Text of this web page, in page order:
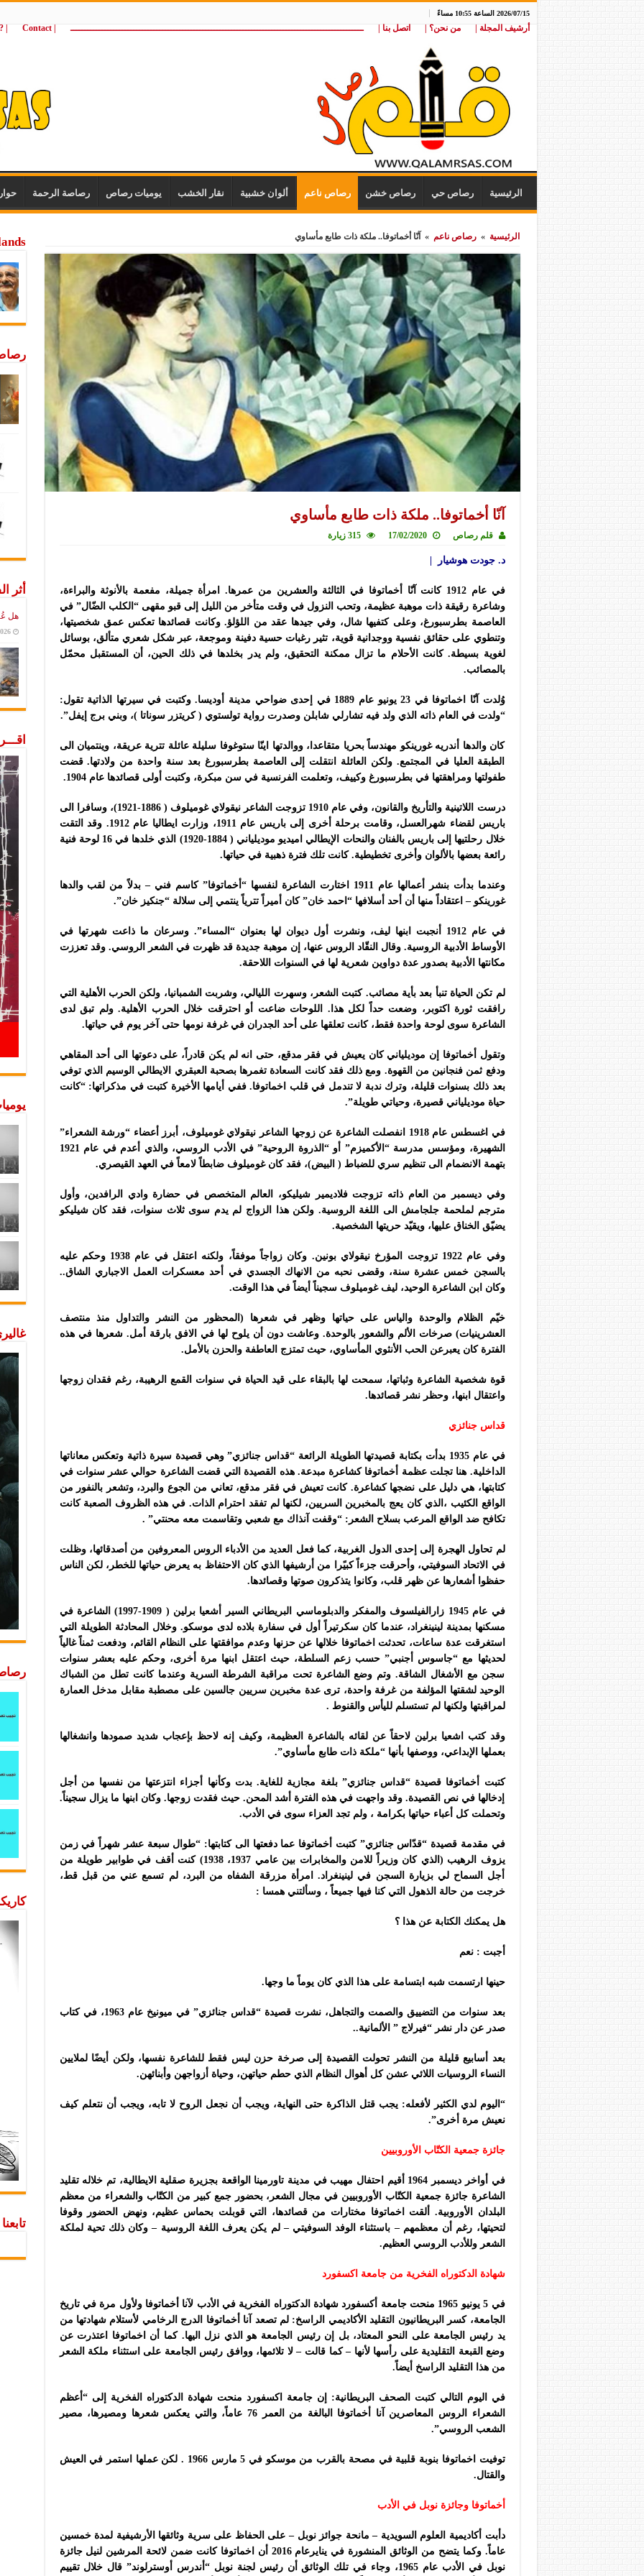
2026/07/15 الساعة 10:55 مساءً
أرشيف المجلة | من نحن؟ | اتصل بنا | ــــــــــــــــــــــــــــــــــــــــــــــــــــــــــــــــــــــــــــــــــــــــــــــــــــــ | Contact
wij
الرئيسية رصاص حي رصاص خشن رصاص ناعم ألوان خشبية نقار الخشب يوميات رصاص رصاصة الرحمة
الرئيسية » رصاص ناعم » آنّا أخماتوفا.. ملكة ذات طابع مأساوي
آنّا أخماتوفا.. ملكة ذات طابع مأساوي
قلم رصاص 17/02/2020 315 زيارة
د. جودت هوشيار |
في عام 1912 كانت آنّا أخماتوفا في الثالثة والعشرين من عمرها. امرأة جميلة، مفعمة بالأنوثة والبراءة،
وشاعرة رقيقة ذات موهبة عظيمة، وتحب النزول في وقت متأخر من الليل إلى قبو مقهى “الكلب الضّال” في
العاصمة بطرسبورغ، وعلى كتفيها شال، وفي جيدها عقد من اللؤلؤ. وكانت قصائدها تعكس عمق شخصيتها،
وتنطوي على حقائق نفسية ووجدانية قوية، تثير رغبات حسية دفينة وموجعة، عبر شكل شعري متألق، بوسائل
لغوية بسيطة. كانت الأحلام ما تزال ممكنة التحقيق، ولم يدر بخلدها في ذلك الحين، أن المستقبل محمّل
بالمصائب.
وُلدت آنّا اخماتوفا في 23 يونيو عام 1889 في إحدى ضواحي مدينة أوديسا. وكتبت في سيرتها الذاتية تقول:
“ولدت في العام ذاته الذي ولد فيه تشارلي شابلن وصدرت رواية تولستوي ( كريتزر سوناتا )، وبني برج إيفل”.
كان والدها أندريه غورينكو مهندساً بحريا متقاعدا، ووالدتها اينّا ستوغوفا سليلة عائلة تترية عريقة، وينتميان الى
الطبقة العليا في المجتمع. ولكن العائلة انتقلت إلى العاصمة بطرسبورغ بعد سنة واحدة من ولادتها. قضت
طفولتها ومراهقتها في بطرسبورغ وكييف، وتعلمت الفرنسية في سن مبكرة، وكتبت أولى قصائدها عام 1904.
درست اللاتينية والتأريخ والقانون،
وفي عام 1910 تزوجت الشاعر نيقولاي غوميلوف ( 1886-1921)، وسافرا الى
باريس لقضاء شهرالعسل، وقامت برحلة أخرى إلى باريس عام 1911، وزارت ايطاليا عام 1912. وقد التقت
خلال رحلتيها إلى باريس بالفنان والنحات الإيطالي اميديو موديلياني ( 1884-1920) الذي خلدها في 16 لوحة فنية
رائعة بعضها بالألوان وأخرى تخطيطية. كانت تلك فترة ذهبية في حياتها.
وعندما بدأت بنشر أعمالها عام 1911 اختارت الشاعرة لنفسها “أخماتوفا” كاسم فني – بدلاً من لقب والدها
غورينكو – اعتقاداً منها أن أحد أسلافها “احمد خان” كان أميراً تترياً ينتمي إلى سلالة “جنكيز خان”.
في عام 1912 أنجبت ابنها ليف، ونشرت أول ديوان لها بعنوان “المساء”. وسرعان ما ذاعت شهرتها في
الأوساط الأدبية الروسية. وقال النقّاد الروس عنها، إن موهبة جديدة قد ظهرت في الشعر الروسي. وقد تعززت
مكانتها الأدبية بصدور عدة دواوين شعرية لها في السنوات اللاحقة.
لم تكن الحياة تنبأ بعد بأية مصائب. كتبت الشعر، وسهرت الليالي، وشربت الشمبانيا، ولكن الحرب الأهلية التي
رافقت ثورة اكتوبر، وضعت حداً لكل هذا. اللوحات ضاعت أو احترقت خلال الحرب الأهلية. ولم تبق لدى
الشاعرة سوى لوحة واحدة فقط، كانت تعلقها على أحد الجدران في غرفة نومها حتى آخر يوم في حياتها.
وتقول أخماتوفا إن موديلياني كان يعيش في فقر مدقع، حتى انه لم يكن قادراً، على دعوتها الى أحد المقاهي
ودفع ثمن فنجانين من القهوة. ومع ذلك فقد كانت السعادة تغمرها بصحبة العبقري الايطالي الوسيم الذي توفي
بعد ذلك بسنوات قليلة، وترك ندبة لا تندمل في قلب اخماتوفا. ففي أيامها الأخيرة كتبت في مذكراتها: “كانت
حياة موديلياني قصيرة، وحياتي طويلة”.
في اغسطس عام 1918 انفصلت الشاعرة عن زوجها الشاعر نيقولاي غوميلوف، أبرز أعضاء “ورشة الشعراء”
الشهيرة، ومؤسس مدرسة “الأكميزم” أو “الذروة الروحية” في الأدب الروسي، والذي أعدم في عام 1921
بتهمة الانضمام الى تنظيم سري للضباط ( البيض)، فقد كان غوميلوف ضابطاً لامعاً في العهد القيصري.
وفي ديسمبر من العام ذاته تزوجت فلاديمير شيليكو، العالم المتخصص في حضارة وادي الرافدين، وأول
مترجم لملحمة جلجامش الى اللغة الروسية. ولكن هذا الزواج لم يدم سوى ثلاث سنوات، فقد كان شيليكو
يضيّق الخناق عليها، ويقيّد حريتها الشخصية.
وفي عام 1922 تزوجت المؤرخ نيقولاي بونين. وكان زواجاً موفقاً، ولكنه اعتقل في عام 1938 وحكم عليه
بالسجن خمس عشرة سنة، وقضى نحبه من الانهاك الجسدي في أحد معسكرات العمل الاجباري الشاق..
وكان ابن الشاعرة الوحيد، ليف غوميلوف سجيناً أيضاً في هذا الوقت.
خيّم الظلام والوحدة والياس على حياتها وظهر في شعرها (المحظور من النشر والتداول منذ منتصف
العشرينيات) صرخات الألم والشعور بالوحدة. وعاشت دون أن يلوح لها في الافق بارقة أمل. شعرها في هذه
الفترة كان يعبرعن الحب الأنثوي المأساوي، حيث تمتزج العاطفة والحزن بالأمل.
قوة شخصية الشاعرة وثباتها، سمحت لها بالبقاء على قيد الحياة في سنوات القمع الرهيبة، رغم فقدان زوجها
واعتقال ابنها، وحظر نشر قصائدها.
قداس جنائزي
في عام 1935 بدأت بكتابة قصيدتها الطويلة الرائعة “قداس جنائزي” وهي قصيدة سيرة ذاتية وتعكس معاناتها
الداخلية. هنا تجلت عظمة أخماتوفا كشاعرة مبدعة. هذه القصيدة التي قضت الشاعرة حوالي عشر سنوات في
كتابتها، هي دليل على نضجها كشاعرة. كانت تعيش في فقر مدقع، تعاني من الجوع والبرد، وتشعر بالنفور من
الواقع الكئيب ،الذي كان يعج بالمخبرين السريين، لكنها لم تفقد احترام الذات. في هذه الظروف الصعبة كانت
تكافح ضد الواقع المرعب بسلاح الشعر: “وقفت آنذاك مع شعبي وتقاسمت معه محنتي” .
لم تحاول الهجرة إلى إحدى الدول الغربية، كما فعل العديد من الأدباء الروس المعروفين من أصدقائها، وظلت
في الاتحاد السوفيتي، وأحرقت جزءاً كبيًرا من أرشيفها الذي كان الاحتفاظ به يعرض حياتها للخطر، لكن الناس
حفظوا أشعارها عن ظهر قلب، وكانوا يتذكرون صوتها وقصائدها.
في عام 1945 زارالفيلسوف والمفكر والدبلوماسي البريطاني السير أشعيا برلين ( 1909-1997) الشاعرة في
مسكنها بمدينة لينينغراد، عندما كان سكرتيراً أول في سفارة بلاده لدى موسكو. وخلال المحادثة الطويلة التي
استغرقت عدة ساعات، تحدثت اخماتوفا خلالها عن حزنها وعدم موافقتها على النظام القائم، ودفعت ثمناً غالياً
لحديثها مع “جاسوس أجنبي” حسب زعم السلطة، حيث اعتقل ابنها مرة أخرى، وحكم عليه بعشر سنوات
سجن مع الأشغال الشاقة. وتم وضع الشاعرة تحت مراقبة الشرطة السرية وعندما كانت تطل من الشباك
الوحيد لشقتها المؤلفة من غرفة واحدة، ترى عدة مخبرين سريين جالسين على مصطبة مقابل مدخل العمارة
لمراقبتها ولكنها لم تستسلم لليأس والقنوط .
وقد كتب اشعيا برلين لاحقاً عن لقائه بالشاعرة العظيمة، وكيف إنه لاحظ بإعجاب شديد صمودها وانشغالها
بعملها الإبداعي، ووصفها بأنها “ملكة ذات طابع مأساوي”.
كتبت أخماتوفا قصيدة “قداس جنائزي” بلغة مجازية للغاية. بدت وكأنها أجزاء انتزعتها من نفسها من أجل
إدخالها في نص القصيدة. وقد واجهت في هذه الفترة أشد المحن. حيث فقدت زوجها. وكان ابنها ما يزال سجيناً.
وتحملت كل أعباء حياتها بكرامة ، ولم تجد العزاء سوى في الأدب.
في مقدمة قصيدة “قدّاس جنائزي” كتبت أخماتوفا عما دفعتها الى كتابتها: “طوال سبعة عشر شهراً في زمن
يزوف الرهيب (الذي كان وزيراً للامن والمخابرات بين عامي 1937، 1938) كنت أقف في طوابير طويلة من
أجل السماح لي بزيارة السجن في لينينغراد. امرأة مزرقة الشفاه من البرد، لم تسمع عني من قبل قط،
خرجت من حالة الذهول التي كنا فيها جميعاً ، وسألتني همسا :
هل يمكنك الكتابة عن هذا ؟
أجبت : نعم
حينها ارتسمت شبه ابتسامة على هذا الذي كان يوماً ما وجها.
بعد سنوات من التضييق والصمت والتجاهل، نشرت قصيدة “قداس جنائزي” في ميونيخ عام 1963، في كتاب
صدر عن دار نشر “فيرلاج ” الألمانية..
بعد أسابيع قليلة من النشر تحولت القصيدة إلى صرخة حزن ليس فقط للشاعرة نفسها، ولكن أيضًا لملايين
النساء الروسيات اللائي عشن كل أهوال النظام الذي حطم حياتهن، وحياة أزواجهن وأبنائهن.
“اليوم لدي الكثير لأفعله: يجب قتل الذاكرة حتى النهاية، ويجب أن نجعل الروح لا تابه، ويجب أن نتعلم كيف
نعيش مرة أخرى”.
جائزة جمعية الكتّاب الأوروبيين
في أواخر ديسمبر 1964 أقيم احتفال مهيب في مدينة تاورمينا الواقعة بجزيرة صقلية الايطالية، تم خلاله تقليد
الشاعرة جائزة جمعية الكتّاب الأوروبيين في مجال الشعر، بحضور جمع كبير من الكتّاب والشعراء من معظم
البلدان الأوروبية. ألقت اخماتوفا مختارات من قصائدها، التي قوبلت بحماس عظيم، ونهض الحضور وقوفا
لتحيتها، رغم أن معظمهم – باستثناء الوفد السوفيتي – لم يكن يعرف اللغة الروسية – وكان ذلك تحية لملكة
الشعر وللأدب الروسي العظيم.
شهادة الدكتوراه الفخرية من جامعة اكسفورد
في 5 يونيو 1965 منحت جامعة أكسفورد شهادة الدكتوراه الفخرية في الأدب لآنا أخماتوفا
ولأول مرة في تاريخ
الجامعة، كسر البريطانيون التقليد الأكاديمي الراسخ: لم تصعد آنا أخماتوفا الدرج الرخامي لأستلام شهادتها من
يد رئيس الجامعة على النحو المعتاد، بل إن رئيس الجامعة هو الذي نزل اليها. كما أن اخماتوفا اعتذرت عن
وضع القبعة التقليدية على رأسها لأنها – كما قالت – لا تلائمها، ووافق رئيس الجامعة على استثناء ملكة الشعر
من هذا التقليد الراسخ أيضاً.
في اليوم التالي كتبت الصحف البريطانية: إن جامعة اكسفورد منحت شهادة الدكتوراه الفخرية
إلى “أعظم
الشعراء الروس المعاصرين آنا أخماتوفا البالغة من العمر 76 عاماً، والتي يعكس شعرها ومصيرها، مصير
الشعب الروسي”.
توفيت اخماتوفا بنوبة قلبية في مصحة بالقرب من موسكو في 5 مارس 1966 . لكن عملها استمر في العيش
والقتال.
أخماتوفا وجائزة نوبل في الأدب
دأبت أكاديمية العلوم السويدية – مانحة جوائز نوبل – على الحفاظ على سرية وثائقها الأرشيفية لمدة خمسين
عاماً. وكما يتضح من الوثائق المنشورة في ينايرعام 2016 أن اخماتوفا كانت ضمن لائحة المرشين لنيل جائزة
نوبل في الأدب عام 1965،
وجاء في تلك الوثائق أن رئيس لجنة نوبل “أندرس أوسترلوند” قال خلال تقييم
أثر
هل